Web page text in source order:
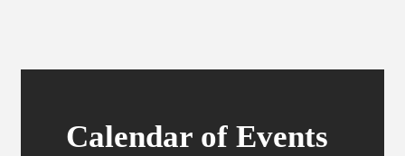
Calendar of Events